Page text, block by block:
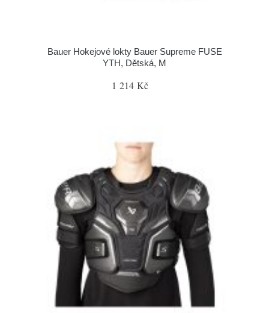
Bauer Hokejové lokty Bauer Supreme FUSE
YTH, Dětská, M
1 214 Kč